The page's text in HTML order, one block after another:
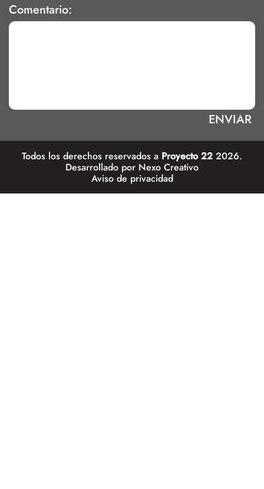
Comentario:
Todos los derechos reservados a Proyecto 22 2026.
Desarrollado por Nexo Creativo
Aviso de privacidad